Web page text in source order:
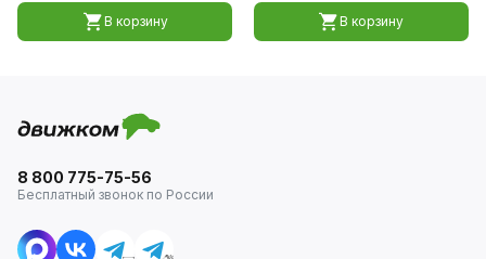
В корзину В корзину
8 800 775-75-56
Бесплатный звонок по России